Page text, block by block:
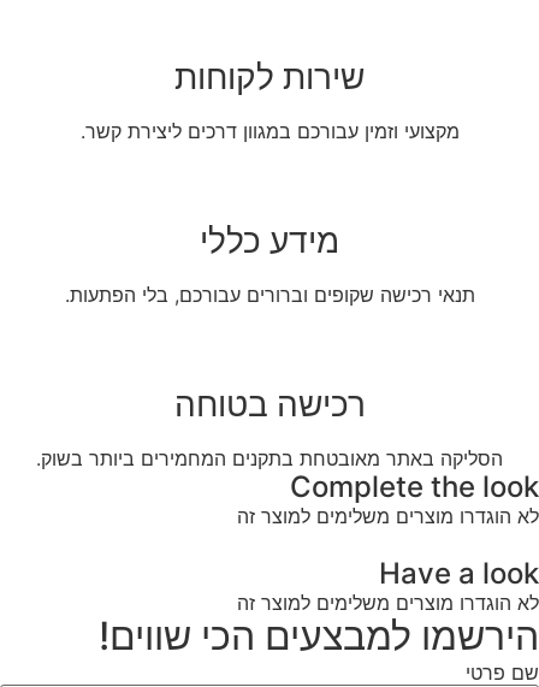
שירות לקוחות
מקצועי וזמין עבורכם במגוון דרכים ליצירת קשר.
מידע כללי
תנאי רכישה שקופים וברורים עבורכם, בלי הפתעות.
רכישה בטוחה
הסליקה באתר מאובטחת בתקנים המחמירים ביותר בשוק.
Complete the look
לא הוגדרו מוצרים משלימים למוצר זה
Have a look
לא הוגדרו מוצרים משלימים למוצר זה
הירשמו למבצעים הכי שווים!
שם פרטי